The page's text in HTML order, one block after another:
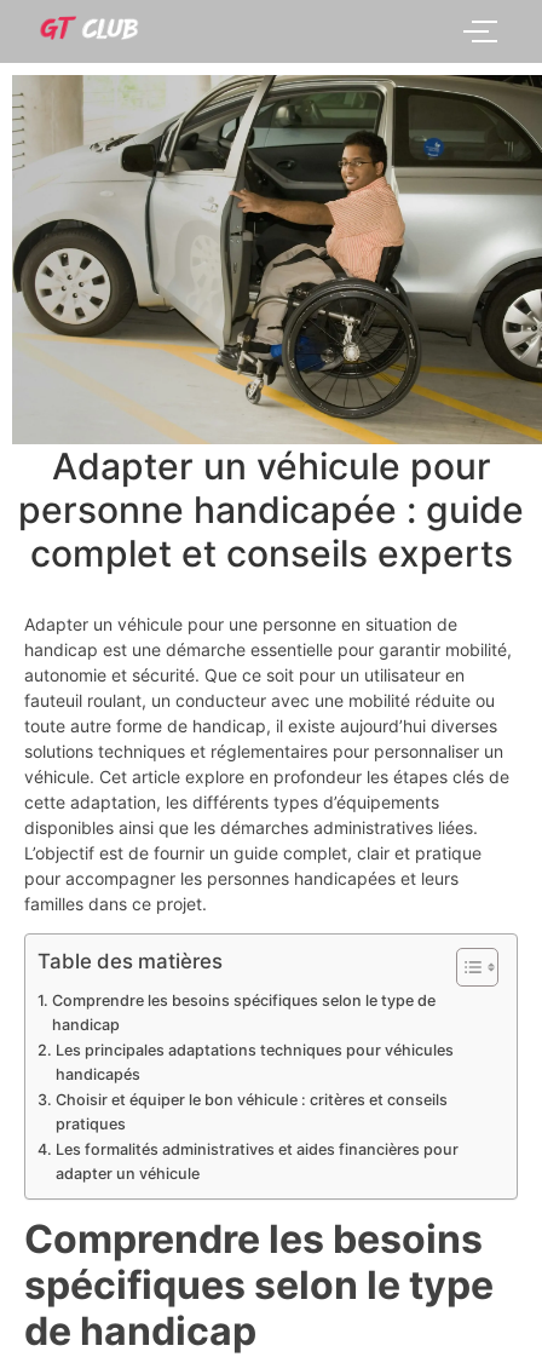
Adapter un véhicule pour
personne handicapée : guide
complet et conseils experts
Adapter un véhicule pour une personne en situation de
handicap est une démarche essentielle pour garantir mobilité,
autonomie et sécurité. Que ce soit pour un utilisateur en
fauteuil roulant, un conducteur avec une mobilité réduite ou
toute autre forme de handicap, il existe aujourd’hui diverses
solutions techniques et réglementaires pour personnaliser un
véhicule. Cet article explore en profondeur les étapes clés de
cette adaptation, les différents types d’équipements
disponibles ainsi que les démarches administratives liées.
L’objectif est de fournir un guide complet, clair et pratique
pour accompagner les personnes handicapées et leurs
familles dans ce projet.
Table des matières
Comprendre les besoins spécifiques selon le type de
handicap
Les principales adaptations techniques pour véhicules
handicapés
Choisir et équiper le bon véhicule : critères et conseils
pratiques
Les formalités administratives et aides financières pour
adapter un véhicule
Comprendre les besoins
spécifiques selon le type
de handicap